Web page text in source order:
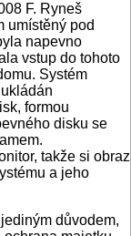
F. Ryneš
umístěný pod
napevno
vstup do tohoto
Systém
formou
disku se
takže si obraz
a jeho
důvodem,